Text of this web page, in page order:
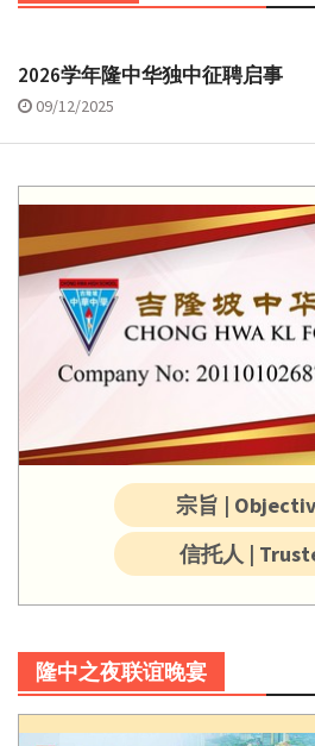
2026学年隆中华独中征聘启事
09/12/2025
宗旨 |
信托人 |
隆中之夜联谊晚宴